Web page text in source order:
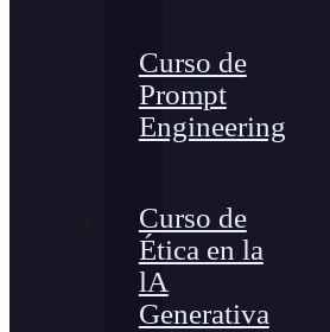
Curso de
Prompt
Engineering
Curso de
Ética en la
lA
Generativa